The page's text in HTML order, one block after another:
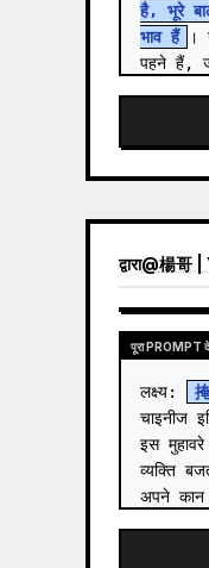
है, भूरे
भाव हैं
।
पहने हैं,
द्वारा@楊哥 |
पूरा PROMPT
लक्ष्य:
चाइनीज
इस
व्यक्ति
अपने
कैनवास: